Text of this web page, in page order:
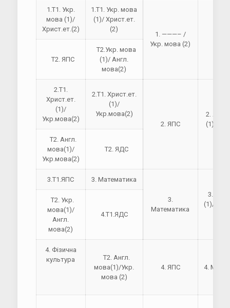
1.Т1. Укр.
мова (1)/
Христ.ет.(2)
1.Т1. Укр. мова
(1)/ Христ.ет.
(2)
1. ———– /
Укр. мова (2)
Т2. ЯПС
Т2.Укр. мова
(1)/ Англ.
мова(2)
2.Т1.
Христ.ет.
(1)/
Укр.мова(2)
2.Т1. Христ.ет.
(1)/
Укр.мова(2)
2. ЯПС
2.
(1)/
Т2. Англ.
мова(1)/
Укр.мова(2)
Т2. ЯДС
3.Т1.ЯПС 3. Математика
3.
Математика
3. Укр.
(1)/
Т2. Укр.
мова(1)/
Англ.
мова(2)
4.Т1.ЯДС
4. Фізична
культура
Т2. Англ.
мова(1)/Укр.
мова (2)
4. ЯПС 4.